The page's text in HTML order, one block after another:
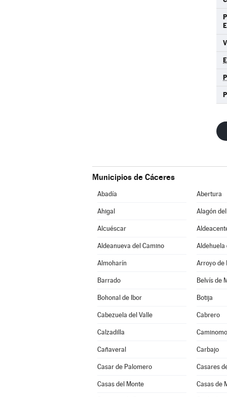
Municipios de Cáceres
Abadía Abertura
Ahigal Alagón
Alcuéscar
Aldeanueva del Camino Aldehuela
Almoharín Arroyo de
Barrado Belvís de
Bohonal de Ibor Botija
Cabezuela del Valle Cabrero
Calzadilla
Cañaveral Carbajo
Casar de Palomero Casares
Casas del Monte Casas de